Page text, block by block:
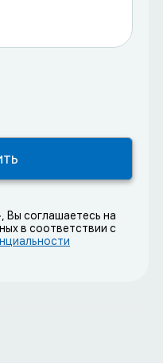
Вы соглашаетесь на
в соответствии с